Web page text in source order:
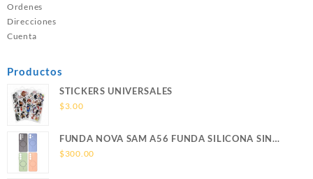
Ordenes
Direcciones
Cuenta
Productos
STICKERS UNIVERSALES
$3.00
FUNDA NOVA SAM A56 FUNDA SILICONA SIN
SOPORTE MAGNETICO SAMSUNG
$300.00